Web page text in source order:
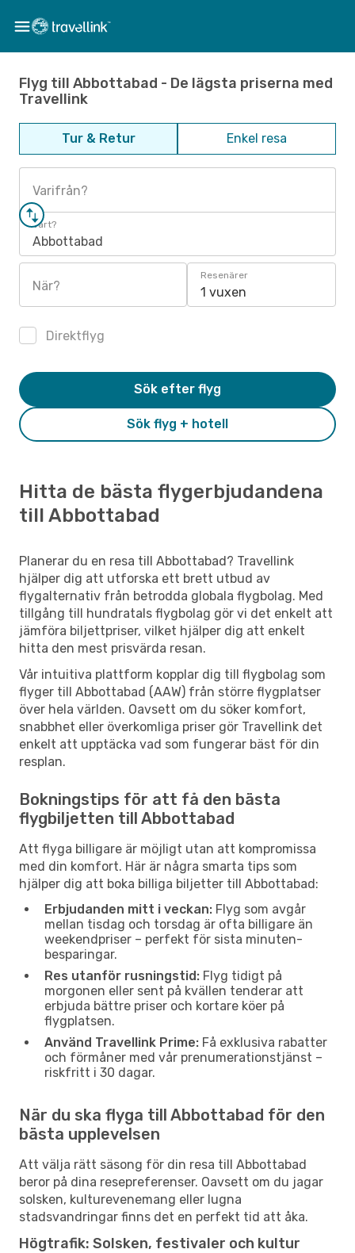
Flyg till Abbottabad - De lägsta priserna med
Travellink
Tur & Retur Enkel resa
Varifrån?
Vart?
Abbottabad
När?
Resenärer
1 vuxen
Direktflyg
Sök flyg + hotell
Sök efter flyg
Hitta de bästa flygerbjudandena
till Abbottabad
Planerar du en resa till Abbottabad? Travellink
hjälper dig att utforska ett brett utbud av
flygalternativ från betrodda globala flygbolag. Med
tillgång till hundratals flygbolag gör vi det enkelt att
jämföra biljettpriser, vilket hjälper dig att enkelt
hitta den mest prisvärda resan.
Vår intuitiva plattform kopplar dig till flygbolag som
flyger till Abbottabad (AAW) från större flygplatser
över hela världen. Oavsett om du söker komfort,
snabbhet eller överkomliga priser gör Travellink det
enkelt att upptäcka vad som fungerar bäst för din
resplan.
Bokningstips för att få den bästa
flygbiljetten till Abbottabad
Att flyga billigare är möjligt utan att kompromissa
med din komfort. Här är några smarta tips som
hjälper dig att boka billiga biljetter till Abbottabad:
Erbjudanden mitt i veckan: Flyg som avgår
mellan tisdag och torsdag är ofta billigare än
weekendpriser – perfekt för sista minuten-
besparingar.
Res utanför rusningstid: Flyg tidigt på
morgonen eller sent på kvällen tenderar att
erbjuda bättre priser och kortare köer på
flygplatsen.
Använd Travellink Prime: Få exklusiva rabatter
och förmåner med vår prenumerationstjänst –
riskfritt i 30 dagar.
När du ska flyga till Abbottabad för den
bästa upplevelsen
Att välja rätt säsong för din resa till Abbottabad
beror på dina resepreferenser. Oavsett om du jagar
solsken, kulturevenemang eller lugna
stadsvandringar finns det en perfekt tid att åka.
Högtrafik: Solsken, festivaler och kultur